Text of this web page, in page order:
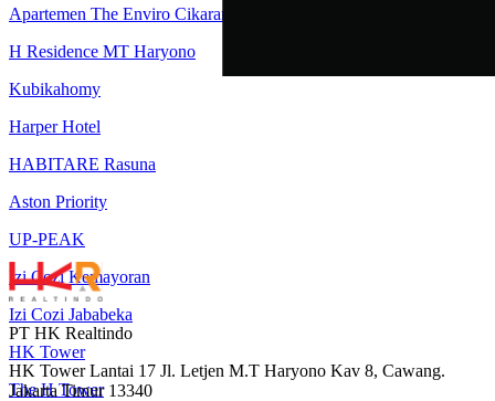
Apartemen The Enviro Cikarang
H Residence MT Haryono
Kubikahomy
Harper Hotel
HABITARE Rasuna
Aston Priority
UP-PEAK
Izi Cozi Kemayoran
Izi Cozi Jababeka
HK Tower
The H Tower
PT HK Realtindo
HK Tower Lantai 17 Jl. Letjen M.T Haryono Kav 8, Cawang.
Jakarta Timur 13340